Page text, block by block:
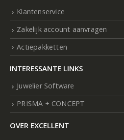
Klantenservice
Zakelijk account aanvragen
Actiepakketten
INTERESSANTE LINKS
Juwelier Software
PRISMA + CONCEPT
OVER EXCELLENT